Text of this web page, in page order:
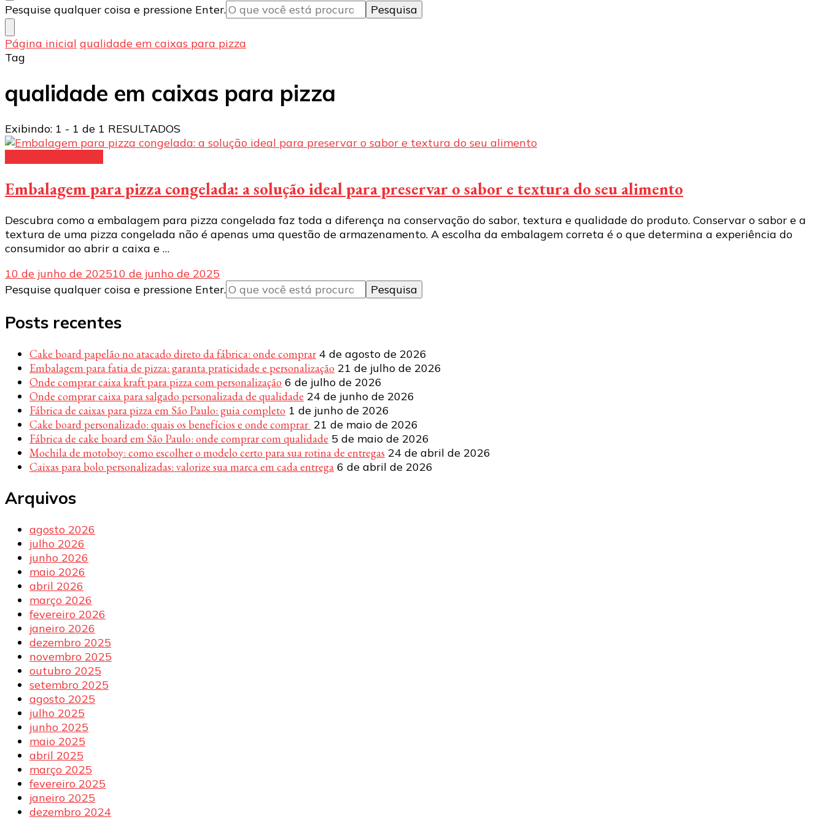
Procurando
algo?
Pesquise qualquer coisa e pressione Enter.
Página inicial qualidade em caixas para pizza
Tag
qualidade em caixas para pizza
Exibindo: 1 - 1 de 1 RESULTADOS
Embalagem para pizza congelada: a solução ideal para preservar o sabor e textura do seu alimento
Descubra como a embalagem para pizza congelada faz toda a diferença na conservação do sabor, textura e qualidade do produto. Conservar o sabor e a
textura de uma pizza congelada não é apenas uma questão de armazenamento. A escolha da embalagem correta é o que determina a experiência do
consumidor ao abrir a caixa e …
10 de junho de 202510 de junho de 2025
Procurando
Pesquise qualquer coisa e pressione Enter.
Posts recentes
Cake board papelão no atacado direto da fábrica: onde comprar 4 de agosto de 2026
Embalagem para fatia de pizza: garanta praticidade e personalização 21 de julho de 2026
Onde comprar caixa kraft para pizza com personalização 6 de julho de 2026
Onde comprar caixa para salgado personalizada de qualidade 24 de junho de 2026
Fábrica de caixas para pizza em São Paulo: guia completo 1 de junho de 2026
Cake board personalizado: quais os benefícios e onde comprar 21 de maio de 2026
Fábrica de cake board em São Paulo: onde comprar com qualidade 5 de maio de 2026
Mochila de motoboy: como escolher o modelo certo para sua rotina de entregas 24 de abril de 2026
Caixas para bolo personalizadas: valorize sua marca em cada entrega 6 de abril de 2026
Arquivos
agosto 2026
julho 2026
junho 2026
maio 2026
abril 2026
março 2026
fevereiro 2026
janeiro 2026
dezembro 2025
novembro 2025
outubro 2025
setembro 2025
agosto 2025
julho 2025
junho 2025
maio 2025
abril 2025
março 2025
fevereiro 2025
janeiro 2025
dezembro 2024